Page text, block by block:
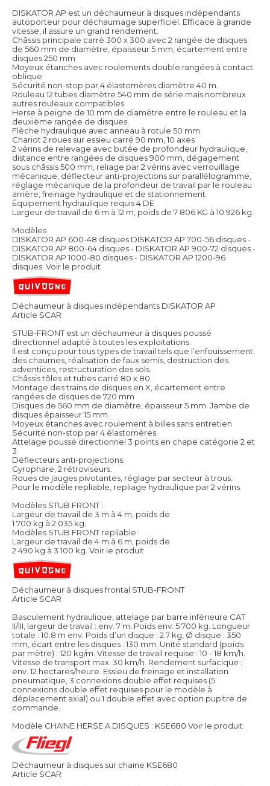
DISKATOR AP est un déchaumeur à disques indépendants
autoporteur pour déchaumage superficiel. Efficace à grande
vitesse, il assure un grand rendement.
Châssis principale carré 300 x 300 avec 2 rangée de disques
de 560 mm de diamètre, épaisseur 5 mm, écartement entre
disques 250 mm
Moyeux étanches avec roulements double rangées à contact
oblique
Sécurité non-stop par 4 élastomères diamètre 40 m.
Rouleau 12 tubes diamètre 540 mm de série mais nombreux
autres rouleaux compatibles.
Herse à peigne de 10 mm de diamètre entre le rouleau et la
deuxième rangée de disques.
Flèche hydraulique avec anneau à rotule 50 mm
Chariot 2 roues sur essieu carré 90 mm, 10 axes
2 vérins de relevage avec butée de profondeur hydraulique,
distance entre rangées de disques 900 mm, dégagement
sous châssis 500 mm, reliage par 2 vérins avec verrouillage
mécanique, déflecteur anti-projections sur parallélogramme,
réglage mécanique de la profondeur de travail par le rouleau
arrière, freinage hydraulique et de stationnement
Équipement hydraulique requis 4 DE
Largeur de travail de 6 m à 12 m, poids de 7 806 KG à 10 926 kg.
Modèles
DISKATOR AP 600-48 disques DISKATOR AP 700-56 disques -
DISKATOR AP 800-64 disques - DISKATOR AP 900-72 disques -
DISKATOR AP 1000-80 disques - DISKATOR AP 1200-96
disques. Voir le produit
Déchaumeur à disques indépendants DISKATOR AP
Article SCAR
STUB-FRONT est un déchaumeur à disques poussé
directionnel adapté à toutes les exploitations.
Il est conçu pour tous types de travail tels que l’enfouissement
des chaumes, réalisation de faux semis, destruction des
adventices, restructuration des sols.
Châssis tôles et tubes carré 80 x 80.
Montage des trains de disques en X, écartement entre
rangées de disques de 720 mm
Disques de 560 mm de diamètre, épaisseur 5 mm. Jambe de
disques épaisseur 15 mm.
Moyeux étanches avec roulement à billes sans entretien
Sécurité non-stop par 4 élastomères.
Attelage poussé directionnel 3 points en chape catégorie 2 et
3
Déflecteurs anti-projections.
Gyrophare, 2 rétroviseurs.
Roues de jauges pivotantes, réglage par secteur à trous.
Pour le modèle repliable, repliage hydraulique par 2 vérins.
Modèles STUB FRONT :
Largeur de travail de 3 m à 4 m, poids de
1 700 kg à 2 035 kg.
Modèles STUB FRONT repliable :
Largeur de travail de 4 m à 6 m, poids de
2 490 kg à 3 100 kg. Voir le produit
Déchaumeur à disques frontal STUB-FRONT
Article SCAR
Basculement hydraulique, attelage par barre inférieure CAT
II/III, largeur de travail : env. 7 m. Poids env. 5 700 kg. Longueur
totale : 10.8 m env. Poids d’un disque : 2.7 kg, Ø disque : 350
mm, écart entre les disques : 130 mm. Unité standard (poids
par mètre) : 120 kg/m. Vitesse de travail requise : 10 - 18 km/h.
Vitesse de transport max. 30 km/h. Rendement surfacique :
env. 12 hectares/heure. Essieu de freinage et installation
pneumatique, 3 connexions double effet requises (5
connexions double effet requises pour le modèle à
déplacement axial) ou 1 double effet avec option pupitre de
commande.
Modèle CHAINE HERSE A DISQUES : KSE680 Voir le produit
Déchaumeur à disques sur chaine KSE680
Article SCAR